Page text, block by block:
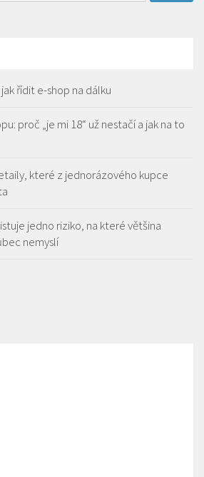
řídit e-shop na dálku
proč „je mi 18“ už nestačí a jak na to
které z jednorázového kupce
jedno riziko, na které většina
nemyslí